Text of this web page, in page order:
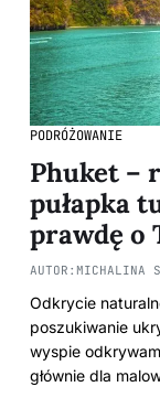
PODRÓŻOWANIE
Phuket –
pułapka
prawdę o
AUTOR: MICHALINA
Odkrycie
poszukiwanie
wyspie
głównie dla